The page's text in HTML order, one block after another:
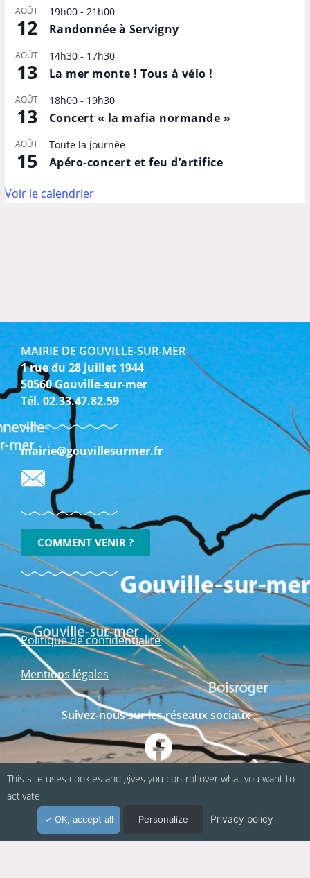
AOÛT
12
19h00- 21h00
Randonnée à Servigny
AOÛT
13
14h30- 17h30
La mer monte ! Tous à vélo !
AOÛT
13
18h00- 19h30
Concert « la mafia normande »
AOÛT
15
Toute la journée
Apéro-concert et feu d’artifice
Voir le calendrier
MAIRIE DE GOUVILLE-SUR-MER
1 rue du 28 Juillet 1944
50560 Gouville-sur-mer
Tél. 02.33.47.82.59
mairie@gouvillesurmer.fr
COMMENT VENIR ?
Politique de confidentialité
Mentions légales
Suivez-nous sur les réseaux sociaux :
This site uses cookies and gives you control over what you want to
activate
OK, accept all Personalize Privacy policy